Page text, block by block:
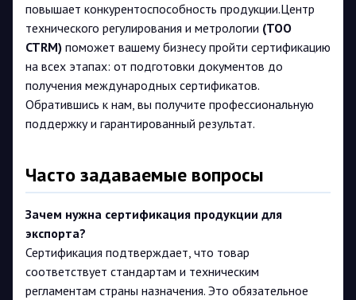
повышает конкурентоспособность продукции.Центр
технического регулирования и метрологии (TOO
CTRM) поможет вашему бизнесу пройти сертификацию
на всех этапах: от подготовки документов до
получения международных сертификатов.
Обратившись к нам, вы получите профессиональную
поддержку и гарантированный результат.
Часто задаваемые вопросы
Зачем нужна сертификация продукции для
экспорта?
Сертификация подтверждает, что товар
соответствует стандартам и техническим
регламентам страны назначения. Это обязательное